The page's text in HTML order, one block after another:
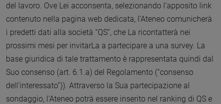
del lavoro. Ove Lei acconsenta, selezionando l’apposito link
contenuto nella pagina web dedicata, l’Ateneo comunicherà
i predetti dati alla società “QS”, che La ricontatterà nei
prossimi mesi per invitarLa a partecipare a una survey. La
base giuridica di tale trattamento è rappresentata quindi dal
Suo consenso (art. 6.1.a) del Regolamento (“consenso
dell’interessato”)). Attraverso la Sua partecipazione al
sondaggio, l’Ateneo potrà essere inserito nel ranking di QS e